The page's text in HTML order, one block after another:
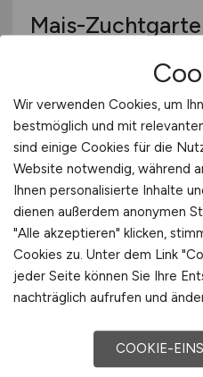
Mais-
Team
Lidea Germany GmbH
heute
Langenbach
TOP JOB
Wir verwenden Cookies, um
bestmöglich und mit
sind einige Cookies für die
Website notwendig, während
Ihnen personalisierte Inhalte
dienen außerdem anonymen
"Alle akzeptieren" klicken,
Cookies zu. Unter dem Link
jeder Seite können Sie Ihre
nachträglich aufrufen und
COOKIE-